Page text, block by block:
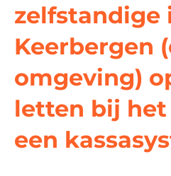
zelfstandige
Keerbergen
omgeving)
letten bij het
een